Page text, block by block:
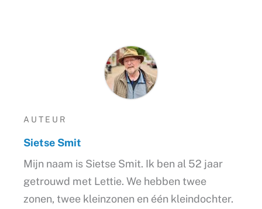
AUTEUR
Sietse Smit
Mijn naam is Sietse Smit. Ik ben al 52 jaar
getrouwd met Lettie. We hebben twee
zonen, twee kleinzonen en één kleindochter.